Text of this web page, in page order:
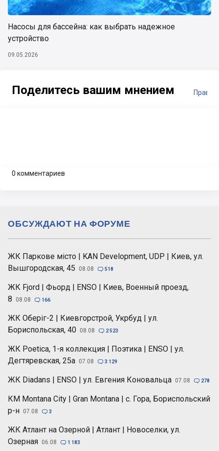
Насосы для бассейна: как выбрать надежное
устройство
09.05.2026
Поделитесь вашим мнением
0 комментариев
ЖК Паркове місто | KAN Development, UDP | Киев, ул.
Вышгородская, 45
08.08  518
ЖК Fjord | Фьорд | ENSO | Киев, Военный проезд,
8
08.08  166
ЖК Оберіг-2 | Киевгорстрой, Укрбуд | ул.
Бориспольская, 40 08.08  2 523
ЖК Poetica, 1-я коллекция | Поэтика | ENSO | ул.
Дегтяревская, 25а 07.08  3 129
ЖК Diadans | ENSO | ул. Евгения Коновальца 07.08  278
КМ Montana City | Gran Montana | с. Гора, Бориспольский
р-н 07.08  3
ЖК Атлант на Озерной | Атлант | Новоселки, ул.
Озерная 06.08  1 183
ОБСУЖДАЮТ НА ФОРУМЕ